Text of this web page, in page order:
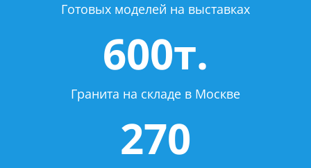
Готовых моделей на выставках
600т.
Гранита на складе в Москве
270